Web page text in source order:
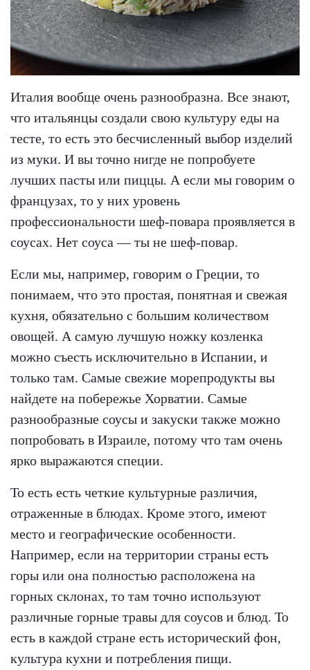
Италия вообще очень разнообразна. Все знают,
что итальянцы создали свою культуру еды на
тесте, то есть это бесчисленный выбор изделий
из муки. И вы точно нигде не попробуете
лучших пасты или пиццы. А если мы говорим о
французах, то у них уровень
профессиональности шеф-повара проявляется в
соусах. Нет соуса — ты не шеф-повар.
Если мы, например, говорим о Греции, то
понимаем, что это простая, понятная и свежая
кухня, обязательно с большим количеством
овощей. А самую лучшую ножку козленка
можно съесть исключительно в Испании, и
только там. Самые свежие морепродукты вы
найдете на побережье Хорватии. Самые
разнообразные соусы и закуски также можно
попробовать в Израиле, потому что там очень
ярко выражаются специи.
То есть есть четкие культурные различия,
отраженные в блюдах. Кроме этого, имеют
место и географические особенности.
Например, если на территории страны есть
горы или она полностью расположена на
горных склонах, то там точно используют
различные горные травы для соусов и блюд. То
есть в каждой стране есть исторический фон,
культура кухни и потребления пищи.